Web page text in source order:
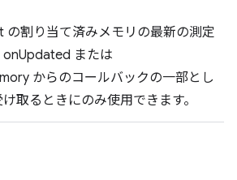
の割り当て済みメモリの最新の測定
または
からのコールバックの一部とし
取るときにのみ使用できます。